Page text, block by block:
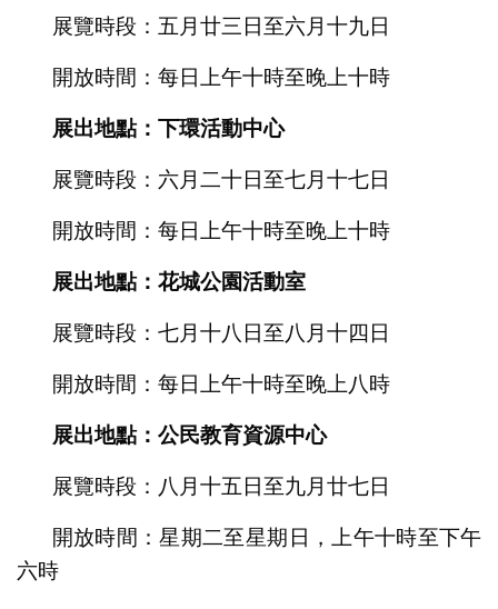
展覽時段：五月廿三日至六月十九日
開放時間：每日上午十時至晚上十時
展出地點：下環活動中心
展覽時段：六月二十日至七月十七日
開放時間：每日上午十時至晚上十時
展出地點：花城公園活動室
展覽時段：七月十八日至八月十四日
開放時間：每日上午十時至晚上八時
展出地點：公民教育資源中心
展覽時段：八月十五日至九月廿七日
開放時間：星期二至星期日，上午十時至下午
六時